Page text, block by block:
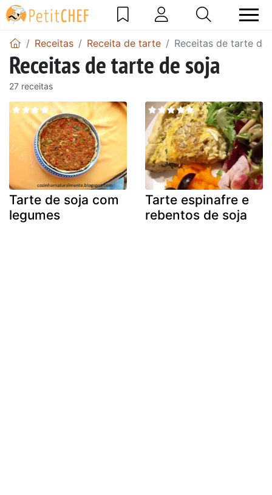
Receitas Receita de tarte Receitas de tarte de
Receitas de tarte de soja
27 receitas
Tarte de soja com
legumes
Tarte espinafre e
rebentos de soja